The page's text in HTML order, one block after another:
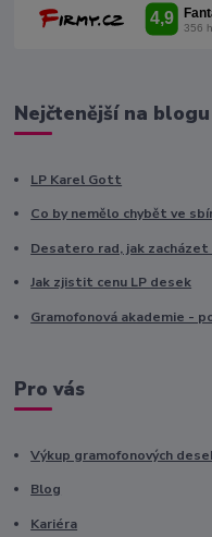
Nejčtenější na blogu
LP Karel Gott
Co by nemělo chybět ve
Desatero rad, jak
Jak zjistit cenu LP desek
Gramofonová akademie -
Pro vás
Výkup gramofonových
Blog
Kariéra